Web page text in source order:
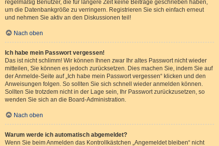
regelmäßig Benutzer, die für längere Zeit keine Beiträge geschrieben haben,
um die Datenbankgröße zu verringern. Registrieren Sie sich einfach erneut
und nehmen Sie aktiv an den Diskussionen teil!
Nach oben
Ich habe mein Passwort vergessen!
Das ist nicht schlimm! Wir können Ihnen zwar Ihr altes Passwort nicht wieder
mitteilen, Sie können es jedoch zurücksetzen. Dies machen Sie, indem Sie auf
der Anmelde-Seite auf „Ich habe mein Passwort vergessen“ klicken und den
Anweisungen folgen. So sollten Sie sich schnell wieder anmelden können.
Sollten Sie trotzdem nicht in der Lage sein, Ihr Passwort zurückzusetzen, so
wenden Sie sich an die Board-Administration.
Nach oben
Warum werde ich automatisch abgemeldet?
Wenn Sie beim Anmelden das Kontrollkästchen „Angemeldet bleiben“ nicht